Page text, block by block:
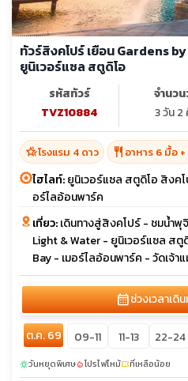
ทัวร์สิงคโปร์ เยือน Gardens by the Bay เมอร์ไลอ้อนพาร์ค
ยูนิเวอร์แซล สตูดิโอ
รหัสทัวร์
TVZ10884
จำนว
3 วัน 2
hotel_classโรงแรม 4 ดาว restaurant อาหาร 6 มื้อ
ไฮไลท์:ยูนิเวอร์แซล สตูดิโอ สิงค
อร์ไลอ้อนพาร์ค
เที่ยว:เดินทางสู่สิงคโปร์ - ชมน้ำพุ
Light & Water - ยูนิเวอร์แซล ส
Bay - เมอร์ไลอ้อนพาร์ค - วัดเจ้า
calendar_monthช่วงเวลาเดิ
ต.ค. 69 09-11 11-13 22-24
sunnyวันหยุดพิเศษlocal_fire_departmentโปรไฟไหม้confirmation_numberที่เหลือน้อย